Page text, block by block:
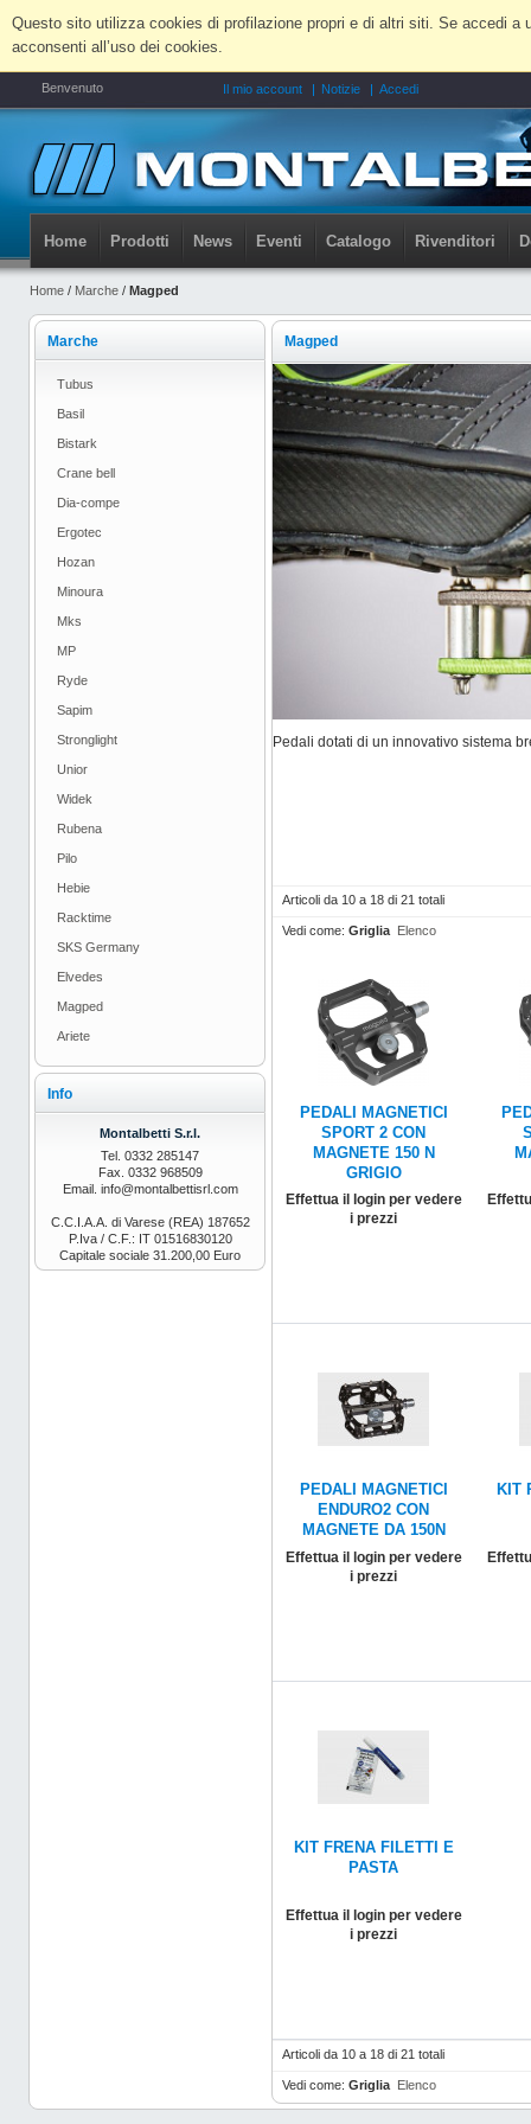
Questo sito utilizza cookies di profilazione propri e di altri siti. Se accedi a
acconsenti all’uso dei cookies.
Benvenuto Il mio account Notizie Accedi
Home Prodotti News Eventi Catalogo Rivenditori
Home / Marche / Magped
Magped
Pedali dotati di un innovativo sistema
Articoli da 10 a 18 di 21 totali
Vedi come: Griglia Elenco
PEDALI MAGNETICI
SPORT 2 CON
MAGNETE 150 N
GRIGIO
Effettua il login per vedere
i prezzi
PEDALI MAGNETICI
ENDURO2 CON
MAGNETE DA 150N
Effettua il login per vedere
i prezzi
KIT
KIT FRENA FILETTI E
PASTA
Effettua il login per vedere
i prezzi
Articoli da 10 a 18 di 21 totali
Vedi come: Griglia Elenco
Marche
Tubus
Basil
Bistark
Crane bell
Dia-compe
Ergotec
Hozan
Minoura
Mks
MP
Ryde
Sapim
Stronglight
Unior
Widek
Rubena
Pilo
Hebie
Racktime
SKS Germany
Elvedes
Magped
Ariete
Info
Montalbetti S.r.l.
Tel. 0332 285147
Fax. 0332 968509
Email. info@montalbettisrl.com
C.C.I.A.A. di Varese (REA) 187652
P.Iva / C.F.: IT 01516830120
Capitale sociale 31.200,00 Euro